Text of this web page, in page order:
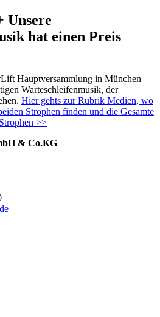
Unsere
hat einen Preis
Hauptversammlung in München
Warteschleifenmusik, der
Hier gehts zur Rubrik Medien, wo
Strophen finden und die Gesamte
>>
& Co.KG